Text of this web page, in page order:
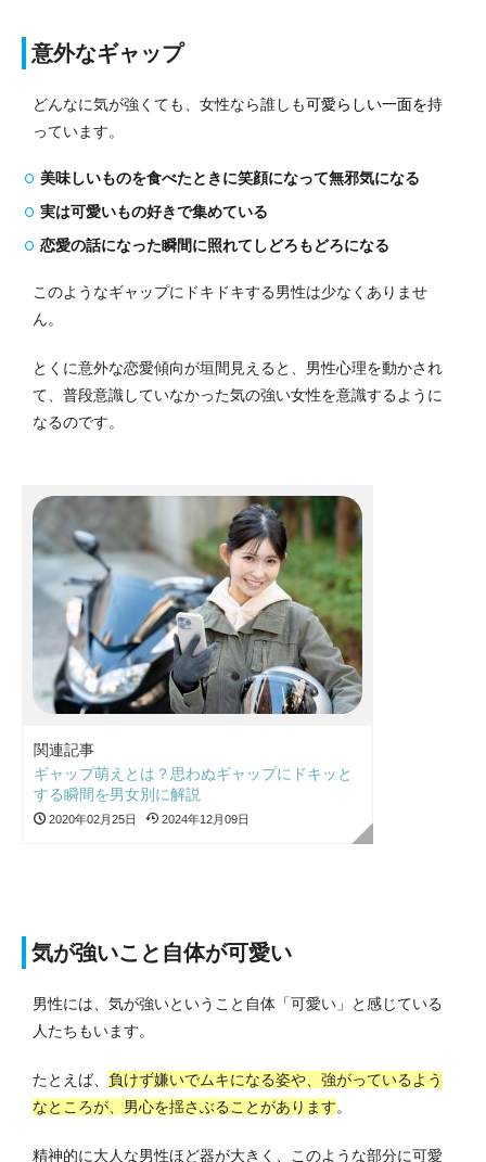
意外なギャップ
どんなに気が強くても、女性なら誰しも可愛らしい一面を持
っています。
美味しいものを食べたときに笑顔になって無邪気になる
実は可愛いもの好きで集めている
恋愛の話になった瞬間に照れてしどろもどろになる
このようなギャップにドキドキする男性は少なくありませ
ん。
とくに意外な恋愛傾向が垣間見えると、男性心理を動かされ
て、普段意識していなかった気の強い女性を意識するように
なるのです。
関連記事
ギャップ萌えとは？思わぬギャップにドキッと
する瞬間を男女別に解説
2020年02月25日 2024年12月09日
気が強いこと自体が可愛い
男性には、気が強いということ自体「可愛い」と感じている
人たちもいます。
たとえば、 負けず嫌いでムキになる姿や、強がっているよう
なところが、男心を揺さぶることがあります。
精神的に大人な男性ほど器が大きく、このような部分に可愛